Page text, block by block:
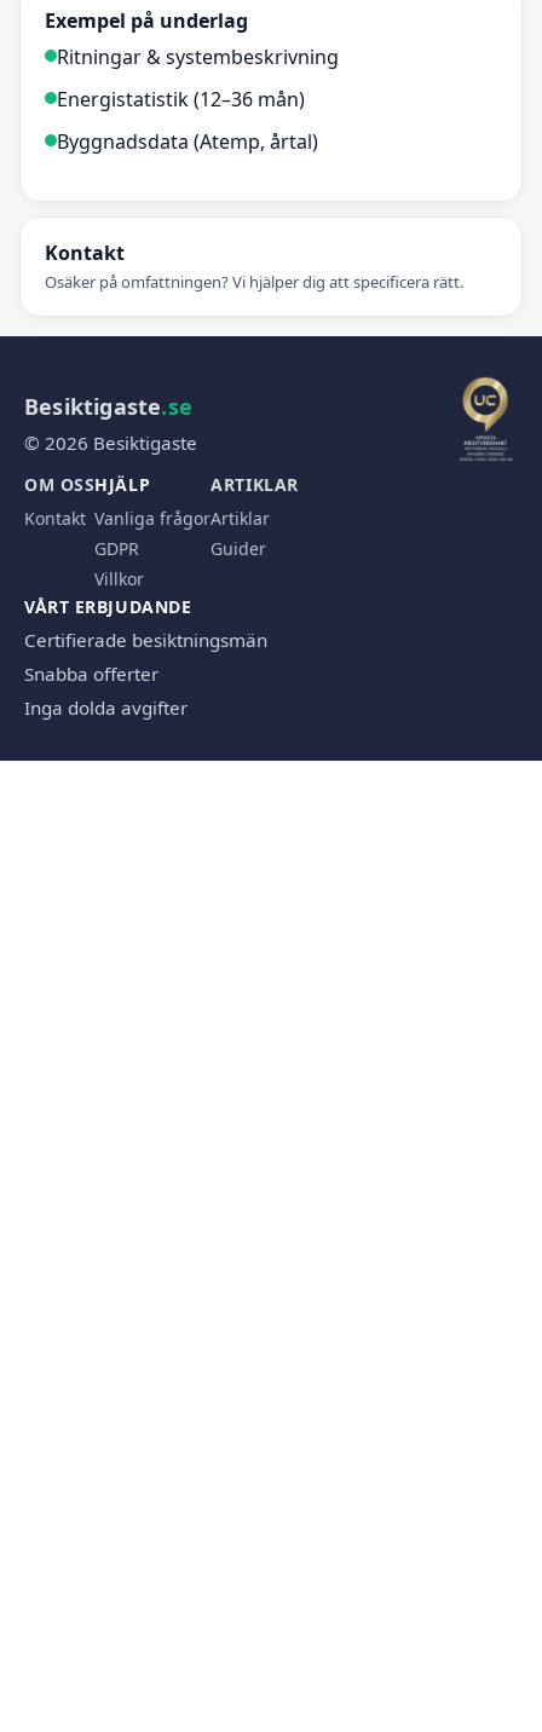
Exempel på underlag
Ritningar & systembeskrivning
Energistatistik (12–36 mån)
Byggnadsdata (Atemp, årtal)
Kontakt
Osäker på omfattningen? Vi hjälper dig att specificera rätt.
Besiktigaste.se
© 2026 Besiktigaste
OM OSS
Kontakt
HJÄLP
Vanliga frågor
GDPR
Villkor
ARTIKLAR
Artiklar
Guider
VÅRT ERBJUDANDE
Certifierade besiktningsmän
Snabba offerter
Inga dolda avgifter